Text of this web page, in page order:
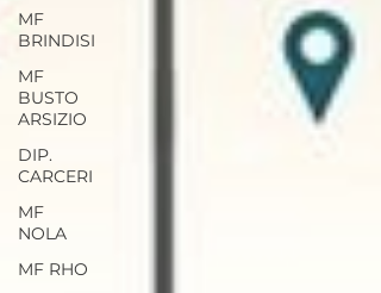
MF
BRINDISI
MF
BUSTO
ARSIZIO
DIP.
CARCERI
MF
NOLA
MF RHO